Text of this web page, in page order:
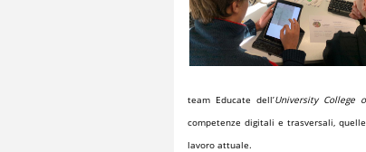
team Educate dell’University College
competenze digitali e trasversali,
lavoro attuale.